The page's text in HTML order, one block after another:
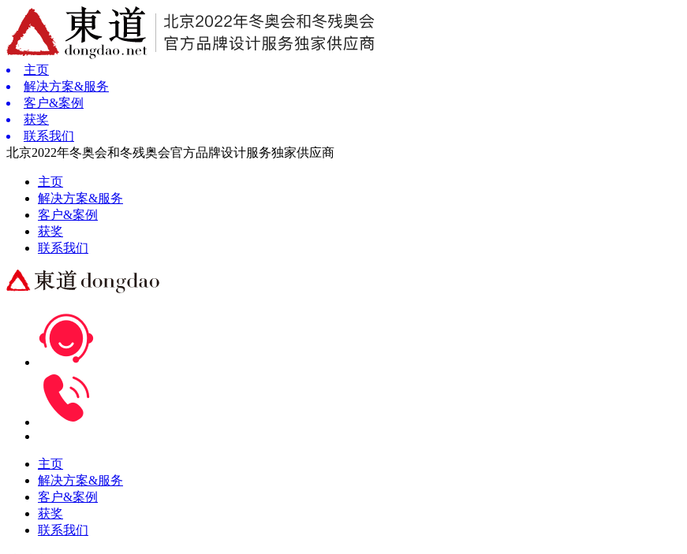
主页
解决方案&服务
客户&案例
获奖
联系我们
北京2022年冬奥会和冬残奥会官方品牌设计服务独家供应商
主页
解决方案&服务
客户&案例
获奖
联系我们
主页
解决方案&服务
客户&案例
获奖
联系我们